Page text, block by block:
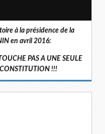
à la présidence de la
en avril 2016:
PAS A UNE SEULE
!!!